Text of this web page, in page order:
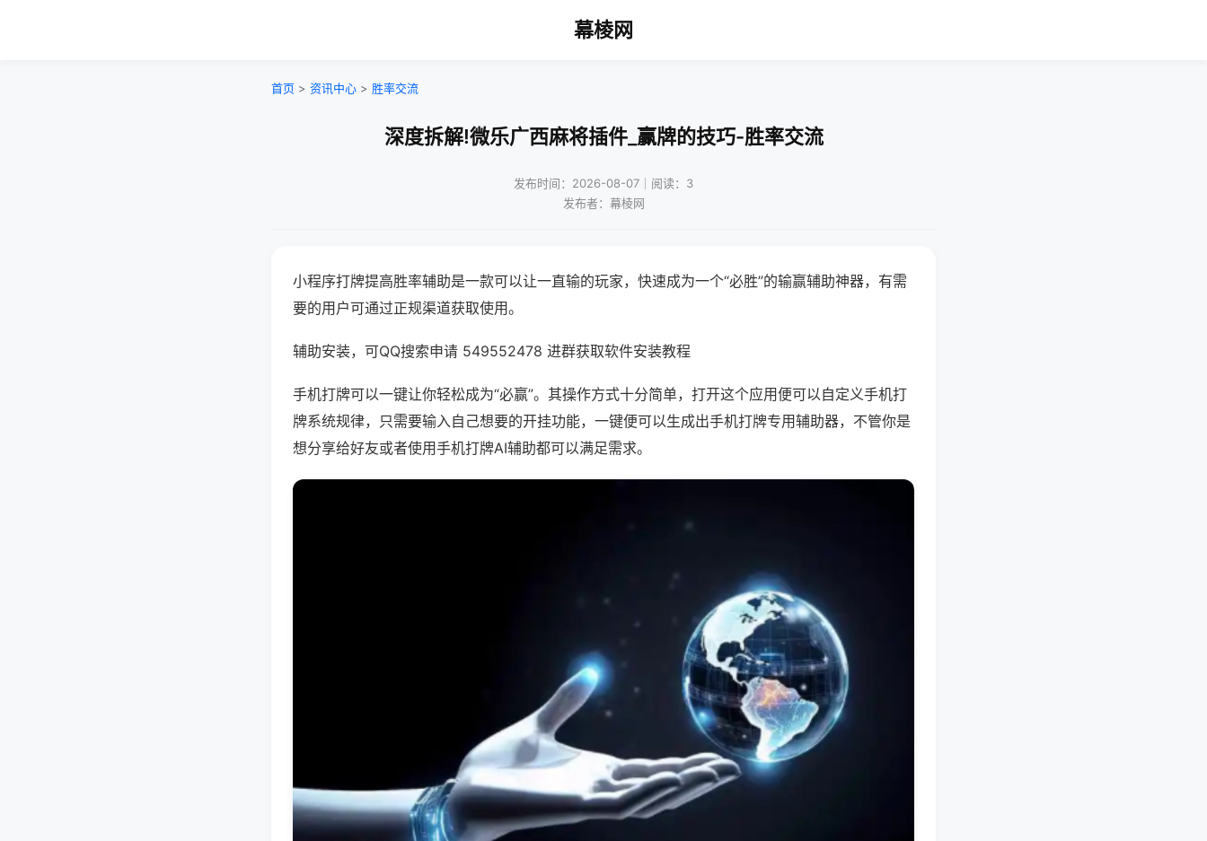
幕棱网
首页 > 资讯中心 > 胜率交流
深度拆解!微乐广西麻将插件_赢牌的技巧-胜率交流
发布时间：2026-08-07｜阅读：3
发布者：幕棱网
小程序打牌提高胜率辅助是一款可以让一直输的玩家，快速成为一个“必胜”的输赢辅助神器，有需
要的用户可通过正规渠道获取使用。
辅助安装，可QQ搜索申请 549552478 进群获取软件安装教程
手机打牌可以一键让你轻松成为“必赢”。其操作方式十分简单，打开这个应用便可以自定义手机打
牌系统规律，只需要输入自己想要的开挂功能，一键便可以生成出手机打牌专用辅助器，不管你是
想分享给好友或者使用手机打牌AI辅助都可以满足需求。